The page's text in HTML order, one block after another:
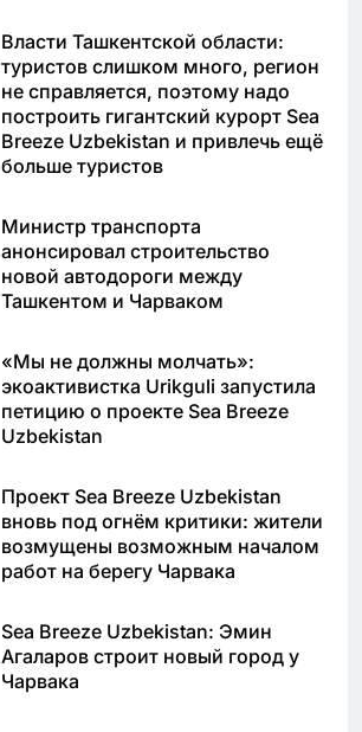
Власти Ташкентской области:
туристов слишком много, регион
не справляется, поэтому надо
построить гигантский курорт Sea
Breeze Uzbekistan и привлечь ещё
больше туристов
Министр транспорта
анонсировал строительство
новой автодороги между
Ташкентом и Чарваком
«Мы не должны молчать»:
экоактивистка Urikguli запустила
петицию о проекте Sea Breeze
Uzbekistan
Проект Sea Breeze Uzbekistan
вновь под огнём критики: жители
возмущены возможным началом
работ на берегу Чарвака
Sea Breeze Uzbekistan: Эмин
Агаларов строит новый город у
Чарвака